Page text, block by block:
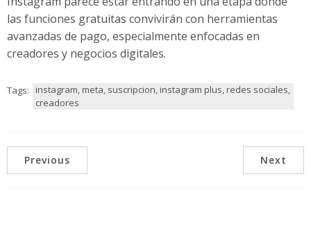
las funciones gratuitas convivirán con herramientas
avanzadas de pago, especialmente enfocadas en
creadores y negocios digitales.
Tags:
instagram, meta, suscripcion, instagram plus, redes sociales,
creadores
Previous Next